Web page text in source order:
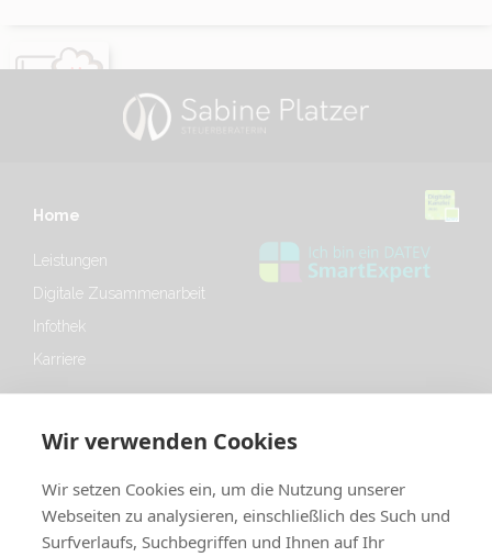
Wir verwenden Cookies
Wir setzen Cookies ein, um die Nutzung unserer
Webseiten zu analysieren, einschließlich des Such und
Surfverlaufs, Suchbegriffen und Ihnen auf Ihr
Home
Leistungen
Digitale Zusammenarbeit
Infothek
Karriere
Broschüren und Merkblätter
Personalfragebögen